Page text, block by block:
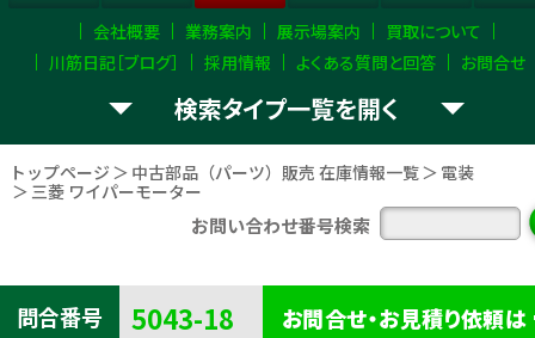
会社概要 業務案内 展示場案内
買取について
川筋日記［ブログ］
採用情報 よくある質問と回答 お問合せ
お探し トラック部品（パーツ）を選択 して下さい。
エンジン
キャビン 電装 内装
検索タイプ一覧
トップページ 中古部品（パーツ）販売 在庫情報一覧
電装
三菱 ワイパーモーター
お問い合わせ番号検索
問合番号 5043-18 お問合せ・お見積り依頼は